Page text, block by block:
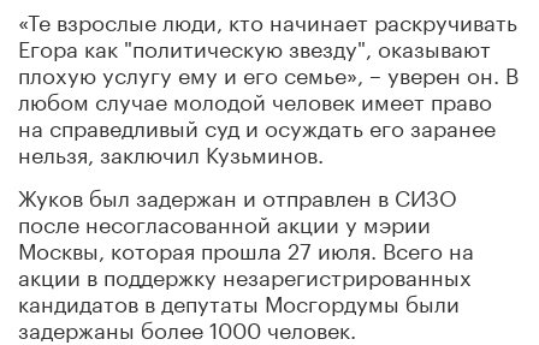
«Те взрослые люди, кто начинает раскручивать
Егора как "политическую звезду", оказывают
плохую услугу ему и его семье», – уверен он. В
любом случае молодой человек имеет право
на справедливый суд и осуждать его заранее
нельзя, заключил Кузьминов.
Жуков был задержан и отправлен в СИЗО
после несогласованной акции у мэрии
Москвы, которая прошла 27 июля. Всего на
акции в поддержку незарегистрированных
кандидатов в депутаты Мосгордумы были
задержаны более 1000 человек.